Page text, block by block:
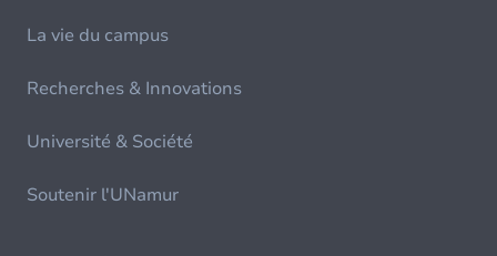
La vie du campus
Recherches & Innovations
Université & Société
Soutenir l'UNamur